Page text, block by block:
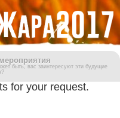
быть, вас заинтересуют эти будущие
for your request.